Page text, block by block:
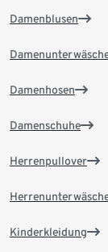
Damenblusen
Damenhosen
Damenschuhe
Herrenpullover
Kinderkleidung